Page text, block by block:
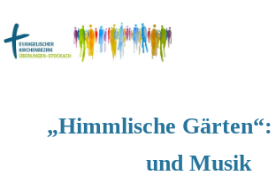
„Himmlische Gärten“:
und Musik